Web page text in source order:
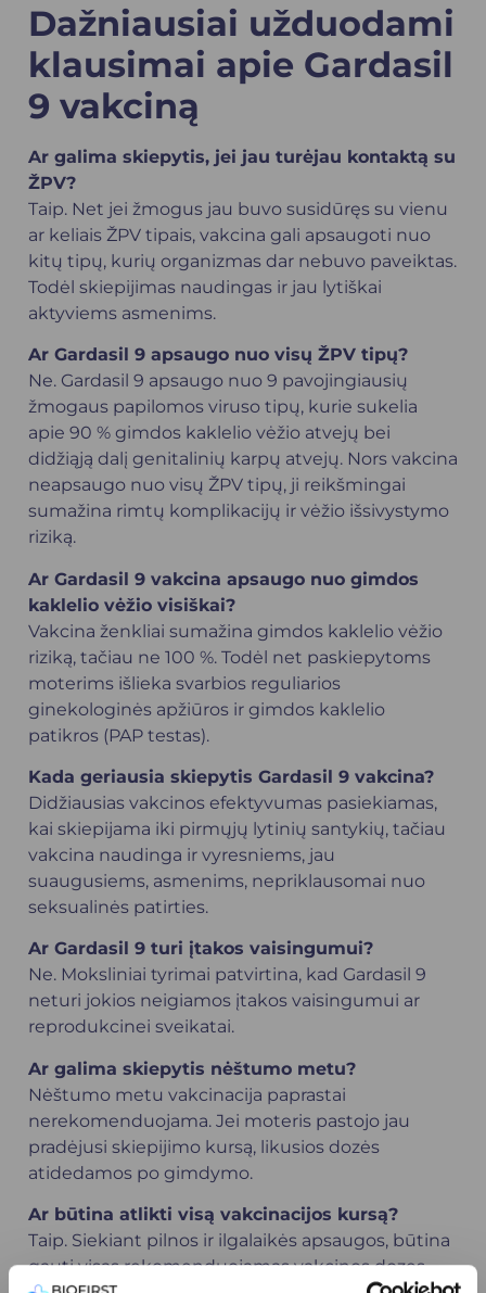
Dažniausiai užduodami
klausimai apie Gar­da­sil
9 vakciną
Ar galima skiepytis, jei jau turėjau kontaktą su
ŽPV?
Taip. Net jei žmogus jau buvo susidūręs su vienu
ar keliais ŽPV tipais, vakcina gali apsaugoti nuo
kitų tipų, kurių organizmas dar nebuvo paveiktas.
Todėl skiepijimas naudingas ir jau lytiškai
aktyviems asmenims.
Ar Gardasil 9 apsaugo nuo visų ŽPV tipų?
Ne. Gardasil 9 apsaugo nuo 9 pavojingiausių
žmogaus papilomos viruso tipų, kurie sukelia
apie 90 % gimdos kaklelio vėžio atvejų bei
didžiąją dalį genitalinių karpų atvejų. Nors vakcina
neapsaugo nuo visų ŽPV tipų, ji reikšmingai
sumažina rimtų komplikacijų ir vėžio išsivystymo
riziką.
Ar Gardasil 9 vakcina apsaugo nuo gimdos
kaklelio vėžio visiškai?
Vakcina ženkliai sumažina gimdos kaklelio vėžio
riziką, tačiau ne 100 %. Todėl net paskiepytoms
moterims išlieka svarbios reguliarios
ginekologinės apžiūros ir gimdos kaklelio
patikros (PAP testas).
Kada geriausia skiepytis Gardasil 9 vakcina?
Didžiausias vakcinos efektyvumas pasiekiamas,
kai skiepijama iki pirmųjų lytinių santykių, tačiau
vakcina naudinga ir vyresniems, jau
suaugusiems, asmenims, nepriklausomai nuo
seksualinės patirties.
Ar Gardasil 9 turi įtakos vaisingumui?
Ne. Moksliniai tyrimai patvirtina, kad Gardasil 9
neturi jokios neigiamos įtakos vaisingumui ar
reprodukcinei sveikatai.
Ar galima skiepytis nėštumo metu?
Nėštumo metu vakcinacija paprastai
nerekomenduojama. Jei moteris pastojo jau
pradėjusi skiepijimo kursą, likusios dozės
atidedamos po gimdymo.
Ar būtina atlikti visą vakcinacijos kursą?
Taip. Siekiant pilnos ir ilgalaikės apsaugos, būtina
gauti visas rekomenduojamas vakcinos dozes